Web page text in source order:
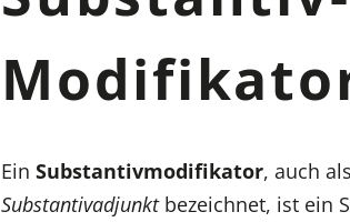
Ein Substantivmodifikator, auch als
Substantivadjunktbezeichnet, ist ein